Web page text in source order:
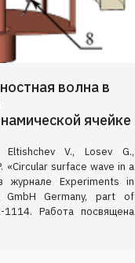
волна в
ячейке
Eltishchev V., Losev G.,
«Circular surface wave in a
журнале Experiments in
GmbH Germany, part of
Работа посвящена